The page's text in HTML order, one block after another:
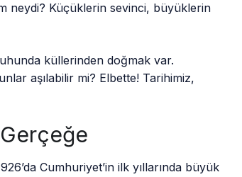
neydi? Küçüklerin sevinci, büyüklerin
küllerinden doğmak var.
aşılabilir mi? Elbette! Tarihimiz,
Cumhuriyet’in ilk yıllarında büyük